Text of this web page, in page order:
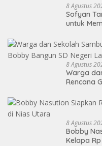
8 Agustus
Sofyan
untuk
8 Agustus
Warga
Rencana
8 Agustus
Bobby
Kelapa